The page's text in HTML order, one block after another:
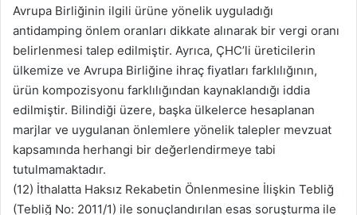
Avrupa Birliğinin ilgili ürüne yönelik uyguladığı
antidamping önlem oranları dikkate alınarak bir vergi oranı
belirlenmesi talep edilmiştir. Ayrıca, ÇHC’li üreticilerin
ülkemize ve Avrupa Birliğine ihraç fiyatları farklılığının,
ürün kompozisyonu farklılığından kaynaklandığı iddia
edilmiştir. Bilindiği üzere, başka ülkelerce hesaplanan
marjlar ve uygulanan önlemlere yönelik talepler mevzuat
kapsamında herhangi bir değerlendirmeye tabi
tutulmamaktadır.
(12) İthalatta Haksız Rekabetin Önlenmesine İlişkin Tebliğ
(Tebliğ No: 2011/1) ile sonuçlandırılan esas soruşturma ile